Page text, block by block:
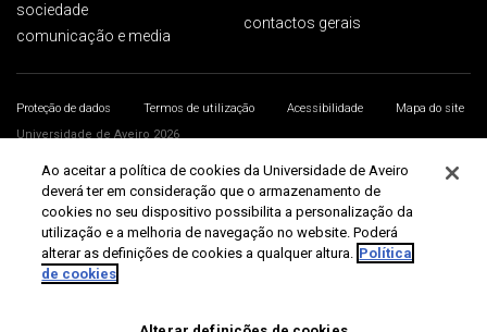
sociedade
comunicação e media
contactos gerais
Proteção de dados Termos de utilização Acessibilidade
Mapa do site
Universidade de Aveiro 2026
Ao aceitar a política de cookies da Universidade de Aveiro
deverá ter em consideração que o armazenamento de
cookies no seu dispositivo possibilita a personalização da
utilização e a melhoria de navegação no website. Poderá
alterar as definições de cookies a qualquer altura. Política
de cookies